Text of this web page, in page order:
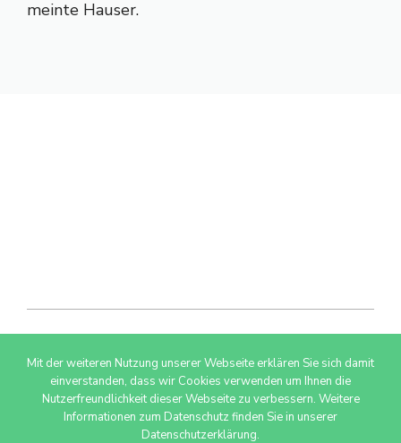
meinte Hauser.
© 2026 AdSimple GmbH
Mit der weiteren Nutzung unserer Webseite erklären Sie sich damit
einverstanden, dass wir Cookies verwenden um Ihnen die
Nutzerfreundlichkeit dieser Webseite zu verbessern. Weitere
Informationen zum Datenschutz finden Sie in unserer
Datenschutzerklärung.